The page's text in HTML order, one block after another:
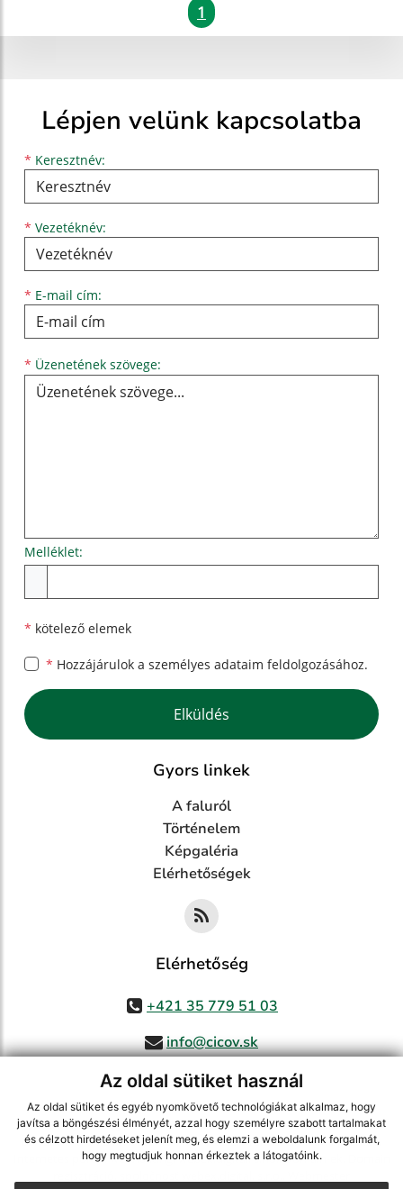
Az oldal sütiket használ
Az oldal sütiket és egyéb nyomkövető technológiákat alkalmaz, hogy
javítsa a böngészési élményét, azzal hogy személyre szabott tartalmakat
és célzott hirdetéseket jelenít meg, és elemzi a weboldalunk forgalmát,
hogy megtudjuk honnan érkeztek a látogatóink.
1
Lépjen velünk kapcsolatba
* Keresztnév:
Keresztnév
* Vezetéknév:
Vezetéknév
* E-mail cím:
E-mail cím
* Üzenetének szövege:
Melléklet:
* kötelező elemek
* Hozzájárulok a személyes adataim feldolgozásához.
Google reCaptcha Response
Elküldés
Gyors linkek
A faluról
Történelem
Képgaléria
Elérhetőségek
Elérhetőség
+421 35 779 51 03
info@cicov.sk
használja ki a legfrissebb információk követését az RSS funkcióval,
ECHELON 2 CMS rendszer (tartalomkezelő rendszer),Honlaptérkép
Internetes portál, webhosting,webex.digital, s.r.o.,Domain-ek